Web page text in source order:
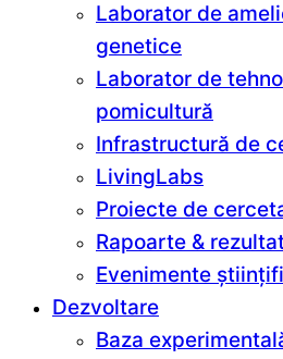
Laborator de
genetice
Laborator de
pomicultură
Infrastructură de
LivingLabs
Proiecte de
Rapoarte &
Evenimente
Dezvoltare
Baza